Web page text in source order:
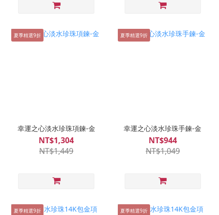
夏季精選9折
幸運之心淡水珍珠項鍊-金
NT$1,304
NT$1,449
夏季精選9折
幸運之心淡水珍珠手鍊-金
NT$944
NT$1,049
夏季精選9折 夏季精選9折